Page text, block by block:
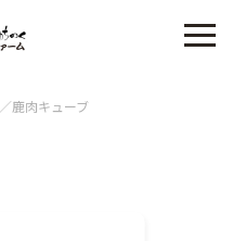
鹿肉キューブ